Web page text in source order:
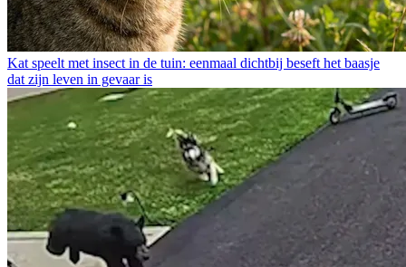
Kat speelt met insect in de tuin: eenmaal dichtbij beseft het baasje
dat zijn leven in gevaar is